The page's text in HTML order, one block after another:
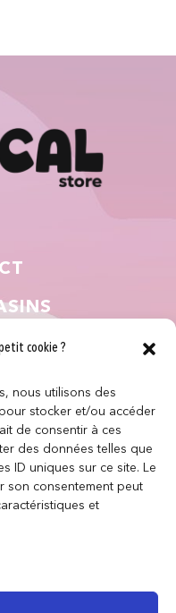
cookie ?
nous utilisons des
stocker et/ou accéder
de consentir à ces
des données telles que
ID uniques sur ce site. Le
son consentement peut
et
?
LÉGALES